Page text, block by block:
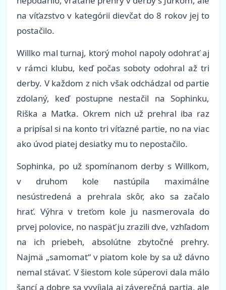
na víťazstvo v kategórii dievčat do 8 rokov jej to
postačilo.
Willko mal turnaj, ktorý mohol napoly odohrať aj
v rámci klubu, keď počas soboty odohral až tri
derby. V každom z nich však odchádzal od partie
zdolaný, keď postupne nestačil na Sophinku,
Riška a Maťka. Okrem nich už prehral iba raz
a pripísal si na konto tri víťazné partie, no na viac
ako úvod piatej desiatky mu to nepostačilo.
Sophinka, po už spomínanom derby s Willkom,
v druhom kole nastúpila maximálne
nesústredená a prehrala skôr, ako sa začalo
hrať. Výhra v treťom kole ju nasmerovala do
prvej polovice, no naspäť ju zrazili dve, vzhľadom
na ich priebeh, absolútne zbytočné prehry.
Najmä „samomat“ v piatom kole by sa už dávno
nemal stávať. V šiestom kole súperovi dala málo
šancí a dobre sa vyvíjala aj záverečná partia, ale